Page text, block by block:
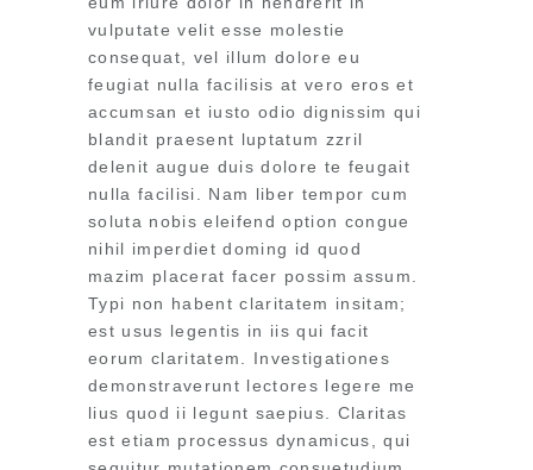
vulputate velit esse molestie
consequat, vel illum dolore eu
feugiat nulla facilisis at vero eros et
accumsan et iusto odio dignissim qui
blandit praesent luptatum zzril
delenit augue duis dolore te feugait
nulla facilisi. Nam liber tempor cum
soluta nobis eleifend option congue
nihil imperdiet doming id quod
mazim placerat facer possim assum.
Typi non habent claritatem insitam;
est usus legentis in iis qui facit
eorum claritatem. Investigationes
demonstraverunt lectores legere me
lius quod ii legunt saepius. Claritas
est etiam processus dynamicus, qui